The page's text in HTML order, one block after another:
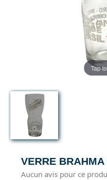
Tap
VERRE
Aucun avis pour ce